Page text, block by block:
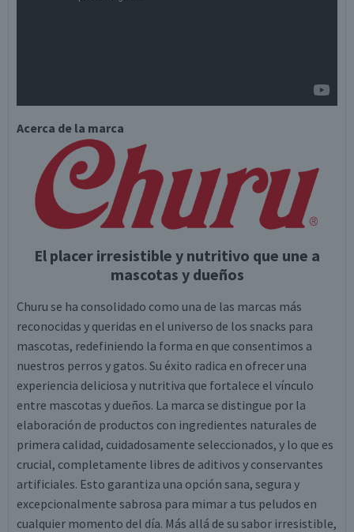
Acerca de la marca
El placer irresistible y nutritivo que une a
mascotas y dueños
Churu se ha consolidado como una de las marcas más
reconocidas y queridas en el universo de los snacks para
mascotas, redefiniendo la forma en que consentimos a
nuestros perros y gatos. Su éxito radica en ofrecer una
experiencia deliciosa y nutritiva que fortalece el vínculo
entre mascotas y dueños. La marca se distingue por la
elaboración de productos con ingredientes naturales de
primera calidad, cuidadosamente seleccionados, y lo que es
crucial, completamente libres de aditivos y conservantes
artificiales. Esto garantiza una opción sana, segura y
excepcionalmente sabrosa para mimar a tus peludos en
cualquier momento del día. Más allá de su sabor irresistible,